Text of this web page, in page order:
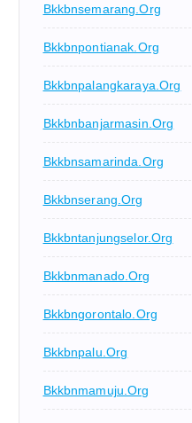
Bkkbnsemarang.org
Bkkbnpontianak.org
Bkkbnpalangkaraya.org
Bkkbnbanjarmasin.org
Bkkbnsamarinda.org
Bkkbnserang.org
Bkkbntanjungselor.org
Bkkbnmanado.org
Bkkbngorontalo.org
Bkkbnpalu.org
Bkkbnmamuju.org